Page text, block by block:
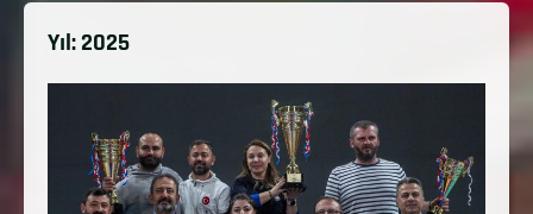
Yıl:2025